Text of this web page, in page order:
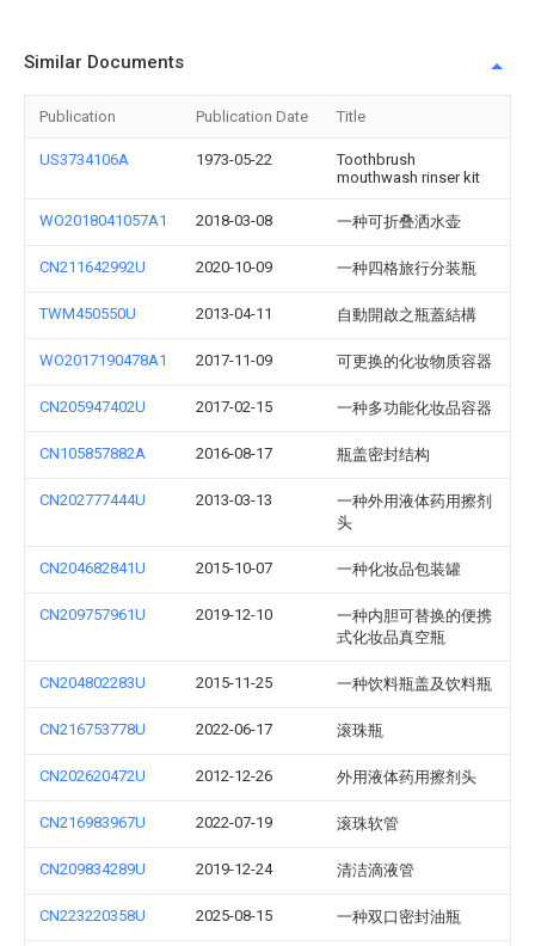
Similar Documents
Publication Publication Date Title
US3734106A 1973-05-22
Toothbrush
mouthwash rinser kit
WO2018041057A1 2018-03-08 一种可折叠洒水壶
CN211642992U 2020-10-09 一种四格旅行分装瓶
TWM450550U 2013-04-11 自動開啟之瓶蓋結構
WO2017190478A1 2017-11-09 可更换的化妆物质容器
CN205947402U 2017-02-15 一种多功能化妆品容器
CN105857882A 2016-08-17 瓶盖密封结构
CN202777444U 2013-03-13
一种外用液体药用擦剂
头
CN204682841U 2015-10-07 一种化妆品包装罐
CN209757961U 2019-12-10
一种内胆可替换的便携
式化妆品真空瓶
CN204802283U 2015-11-25 一种饮料瓶盖及饮料瓶
CN216753778U 2022-06-17 滚珠瓶
CN202620472U 2012-12-26 外用液体药用擦剂头
CN216983967U 2022-07-19 滚珠软管
CN209834289U 2019-12-24 清洁滴液管
CN223220358U 2025-08-15 一种双口密封油瓶